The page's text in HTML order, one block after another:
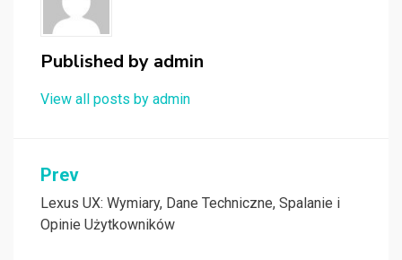
Published by admin
View all posts by admin
Nawigacja
wpisu
Prev
Lexus UX: Wymiary, Dane Techniczne, Spalanie i
Opinie Użytkowników